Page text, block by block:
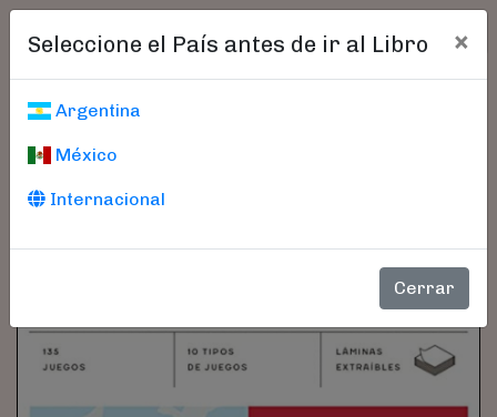
Seleccione el País antes de ir al Libro ×
Argentina
México
Internacional
Cerrar